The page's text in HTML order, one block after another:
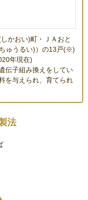
かおい)町・ＪＡおと
ゅうるい)）の13戸(※)
年現在)
伝子組み換えをしてい
を与えられ、育てられ
法